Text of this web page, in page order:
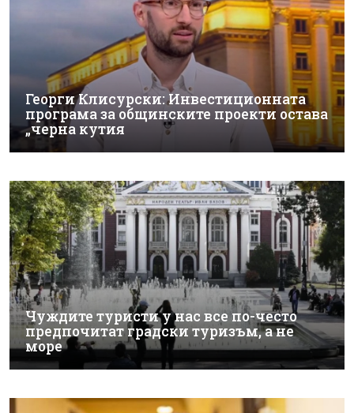
Георги Клисурски: Инвестиционната
програма за общинските проекти остава
„черна кутия
Чуждите туристи у нас все по-често
предпочитат градски туризъм, а не
море